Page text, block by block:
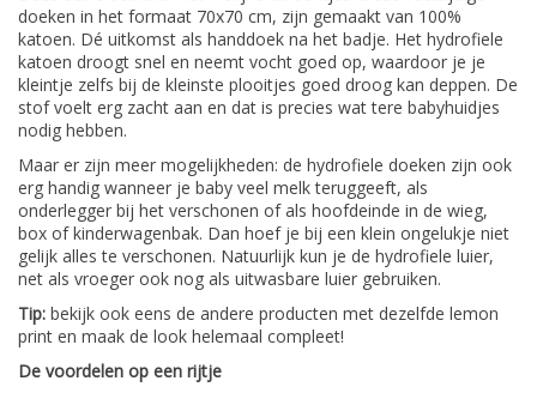
doeken in het formaat 70x70 cm, zijn gemaakt van 100%
katoen. Dé uitkomst als handdoek na het badje. Het hydrofiele
katoen droogt snel en neemt vocht goed op, waardoor je je
kleintje zelfs bij de kleinste plooitjes goed droog kan deppen. De
stof voelt erg zacht aan en dat is precies wat tere babyhuidjes
nodig hebben.
Maar er zijn meer mogelijkheden: de hydrofiele doeken zijn ook
erg handig wanneer je baby veel melk teruggeeft, als
onderlegger bij het verschonen of als hoofdeinde in de wieg,
box of kinderwagenbak. Dan hoef je bij een klein ongelukje niet
gelijk alles te verschonen. Natuurlijk kun je de hydrofiele luier,
net als vroeger ook nog als uitwasbare luier gebruiken.
Tip: bekijk ook eens de andere producten met dezelfde lemon
print en maak de look helemaal compleet!
De voordelen op een rijtje